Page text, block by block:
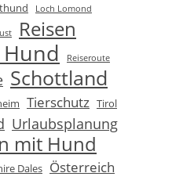
Loch Lomond
Reisen
Reiseroute
Schottland
Tierschutz Tirol
Urlaubsplanung
mit Hund
Dales Österreich